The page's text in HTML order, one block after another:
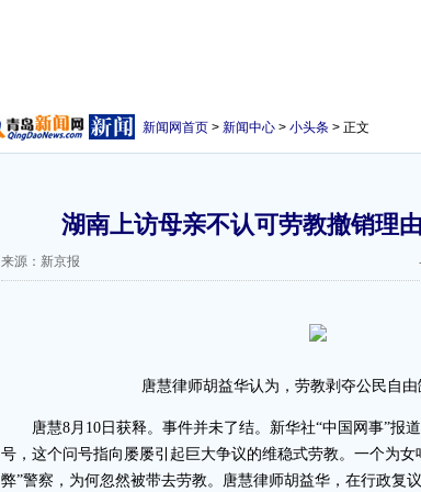
新闻网首页 > 新闻中心 > 小头条 > 正文
湖南上访母亲不认可劳教撤销理
来源：新京报
唐慧律师胡益华认为，劳教剥夺公民自由
唐慧8月10日获释。事件并未了结。新华社“中国网事”报
号，这个问号指向屡屡引起巨大争议的维稳式劳教。一个为
弊”警察，为何忽然被带去劳教。唐慧律师胡益华，在行政复